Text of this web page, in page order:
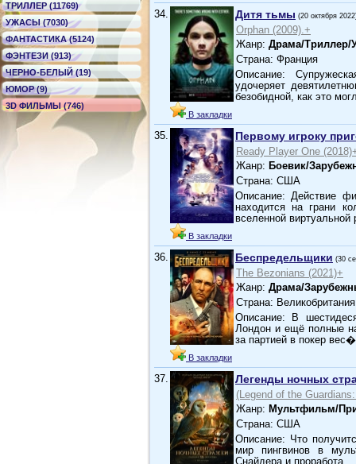
ТРИЛЛЕР (11769)
УЖАСЫ (7030)
ФАНТАСТИКА (5124)
ФЭНТЕЗИ (913)
ЧЕРНО-БЕЛЫЙ (19)
ЮМОР (9)
3D ФИЛЬМЫ (746)
34.
В закладки
Дитя тьмы (20 октября
Orphan (2009).+
Жанр: Драма/Триллер/
Страна: Франция
Описание:
удочеряет
безобидной, как это
35.
В закладки
Первому игроку
Ready Player One
Жанр: Боевик/
Страна: США
Описание: Действие
находится на грани
вселенной
36.
В закладки
Беспредельщики (30
The Bezonians (2021)+
Жанр: Драма/
Страна: Великобритания
Описание: В
Лондон и ещё полные
за партией в покер вес�
37. Легенды ночных
(Legend of the
Жанр: Мультфильм/
Страна: США
Описание: Что
мир пингвинов в
Снайдера и проработа